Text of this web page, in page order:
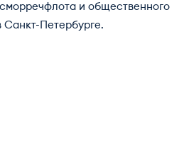
и общественного
Санкт-Петербурге.